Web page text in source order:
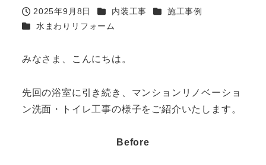
投稿日
2025年9月8日 カテゴリー
内装工事 カテゴリー
施工事例
カテゴリー
水まわりリフォーム
みなさま、こんにちは。
先回の浴室に引き続き、マンションリノベーショ
ン洗面・トイレ工事の様子をご紹介いたします。
Before